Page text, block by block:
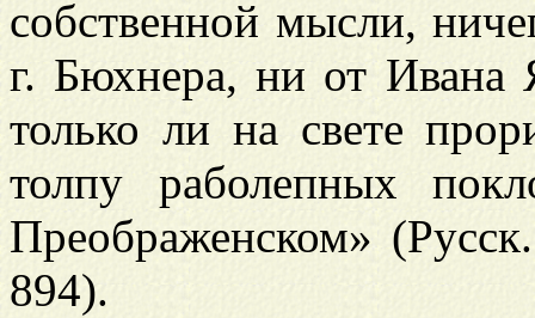
собственной мысли,
г. Бюхнера, ни от Ивана
только ли на свете
толпу раболепных
Преображенском»
894).